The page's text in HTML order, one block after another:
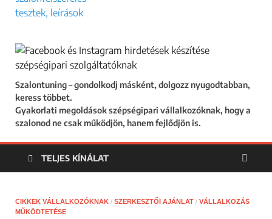
Szalontuning – gondolkodj másként, dolgozz nyugodtabban,
keress többet.
Gyakorlati megoldások szépségipari vállalkozóknak, hogy a
szalonod ne csak működjön, hanem fejlődjön is.
TELJES KÍNÁLAT
CIKKEK VÁLLALKOZÓKNAK / SZERKESZTŐI AJÁNLAT / VÁLLALKOZÁS
MŰKÖDTETÉSE